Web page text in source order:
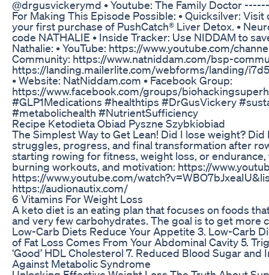
@drgusvickerymd • Youtube: The Family Doctor
For Making This Episode Possible: • Quicksilver:
your first purchase of PushCatch® Liver Detox. •
code NATHALIE • Inside Tracker: Use NIDDAM to
Nathalie: • YouTube: https://www.youtube.com/
Community: https://www.natniddam.com/bsp-
https://landing.mailerlite.com/webforms/landing/
• Website: NatNiddam.com • Facebook Group:
https://www.facebook.com/groups/
#GLP1Medications #healthtips #DrGusVickery
#metabolichealth #NutrientSufficiency
Recipe Ketodieta Obiad Pyszne Szybkiobiad
The Simplest Way to Get Lean! Did I lose weight?
struggles, progress, and final transformation after
starting rowing for fitness, weight loss, or
burning workouts, and motivation: https://
https://www.youtube.com/
https://audionautix.com/
6 Vitamins For Weight Loss
A keto diet is an eating plan that focuses on foods
and very few carbohydrates. The goal is to get more
Low-Carb Diets Reduce Your Appetite 3. Low-Carb
of Fat Loss Comes From Your Abdominal Cavity 5.
‘Good’ HDL Cholesterol 7. Reduced Blood Sugar
Against Metabolic Syndrome